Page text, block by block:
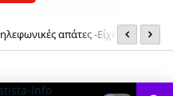
απάτες -Είχαν το ρόλο